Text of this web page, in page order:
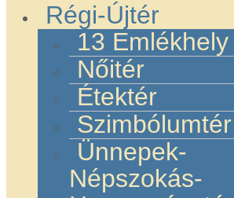
Régi-Újtér
13 Emlékhely
Nőitér
Étektér
Szimbólumtér
Ünnepek-
Népszokás-